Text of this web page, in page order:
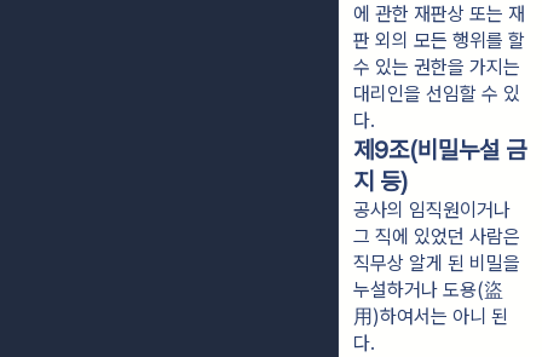
에 관한 재판상 또는 재
판 외의 모든 행위를 할
수 있는 권한을 가지는
대리인을 선임할 수 있
다.
제9조(비밀누설 금
지 등)
공사의 임직원이거나
그 직에 있었던 사람은
직무상 알게 된 비밀을
누설하거나 도용(盜
用)하여서는 아니 된
다.